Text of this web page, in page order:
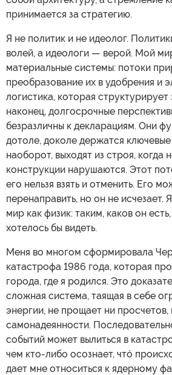
принимается за стратегию.
Я не политик и не идеолог.
волей, а идеологи — верой. Мой
материальные системы: потоки
преобразование их в удобрения и
логистика, которая структурирует
наконец, долгосрочные
безразличны к декларациям. Они
дотоле, доколе держатся
наоборот, выходят из строя, когда
конструкции нарушаются. Этот
его нельзя взять и отменить. Его
перенаправить, но он не исчезает.
мир как физик: таким, каков он
хотелось бы видеть.
Меня во многом сформировала
катастрофа 1986 года, которая
города, где я родился. Это
сложная система, таящая в себе
энергии, не прощает ни просчетов,
самонадеянности.
событий может вылиться в
чем кто-либо осознает, чтó
дает мне относиться к ядерному